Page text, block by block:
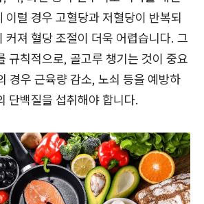
이럴 경우 고혈당과 저혈당이 반복되
커져 혈당 조절이 더욱 어렵습니다. 그
규칙적으로, 골고루 챙기는 것이 중요
경우 근육량 감소, 노쇠 등을 예방하
단백질을 섭취해야 합니다.